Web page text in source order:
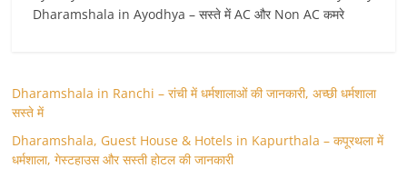
Dharamshala in Ayodhya – सस्ते में AC और Non AC कमरे
Dharamshala in Ranchi – रांची में धर्मशालाओं की जानकारी, अच्छी धर्मशाला
सस्ते में
Dharamshala, Guest House & Hotels in Kapurthala – कपूरथला में
धर्मशाला, गेस्टहाउस और सस्ती होटल की जानकारी